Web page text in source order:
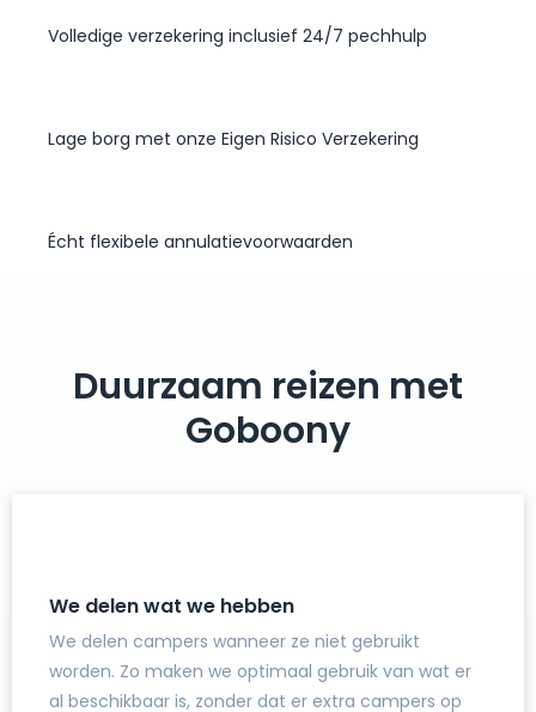
Volledige verzekering inclusief 24/7 pechhulp
Lage borg met onze Eigen Risico Verzekering
Écht flexibele annulatievoorwaarden
Duurzaam reizen met
Goboony
We delen wat we hebben
We delen campers wanneer ze niet gebruikt
worden. Zo maken we optimaal gebruik van wat er
al beschikbaar is, zonder dat er extra campers op